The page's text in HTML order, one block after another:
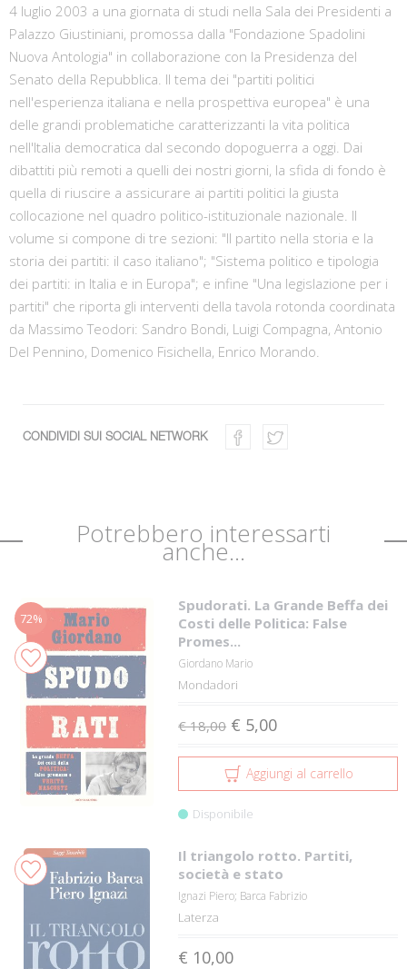
4 luglio 2003 a una giornata di studi nella Sala dei Presidenti a
Palazzo Giustiniani, promossa dalla "Fondazione Spadolini
Nuova Antologia" in collaborazione con la Presidenza del
Senato della Repubblica. Il tema dei "partiti politici
nell'esperienza italiana e nella prospettiva europea" è una
delle grandi problematiche caratterizzanti la vita politica
nell'Italia democratica dal secondo dopoguerra a oggi. Dai
dibattiti più remoti a quelli dei nostri giorni, la sfida di fondo è
quella di riuscire a assicurare ai partiti politici la giusta
collocazione nel quadro politico-istituzionale nazionale. Il
volume si compone di tre sezioni: "Il partito nella storia e la
storia dei partiti: il caso italiano"; "Sistema politico e tipologia
dei partiti: in Italia e in Europa"; e infine "Una legislazione per i
partiti" che riporta gli interventi della tavola rotonda coordinata
da Massimo Teodori: Sandro Bondi, Luigi Compagna, Antonio
Del Pennino, Domenico Fisichella, Enrico Morando.
CONDIVIDI SUI SOCIAL NETWORK
Potrebbero interessarti
anche...
72%
Spudorati. La Grande Beffa dei
Costi delle Politica: False
Promes...
Giordano Mario
Mondadori
€ 18,00 € 5,00
Aggiungi al carrello
Disponibile
Il triangolo rotto. Partiti,
società e stato
Ignazi Piero; Barca Fabrizio
Laterza
€ 10,00